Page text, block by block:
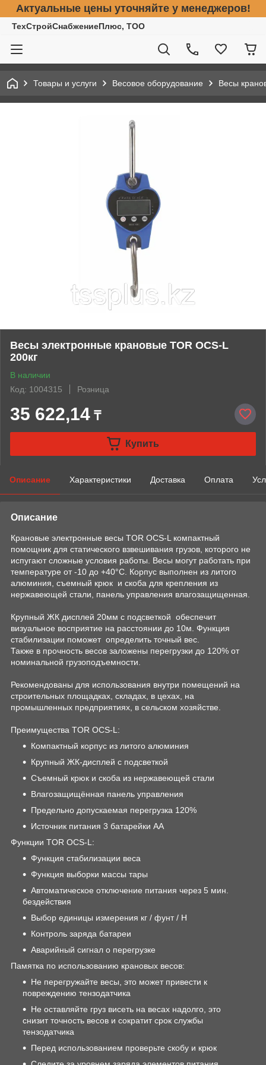
Актуальные цены уточняйте у менеджеров!
ТехСтройСнабжениеПлюс, ТОО
Товары и услуги Весовое оборудование Весы
Весы электронные крановые TOR OCS-L
200кг
В наличии
Код: 1004315
Розница
35 622,14 ₸
Купить
Описание Характеристики Доставка Оплата
Описание
Крановые электронные весы TOR OCS-L компактный
помощник для статического взвешивания грузов, которого не
испугают сложные условия работы. Весы могут работать при
температуре от -10 до +40°C. Корпус выполнен из литого
алюминия, съемный крюк и скоба для крепления из
нержавеющей стали, панель управления влагозащищенная.
Крупный ЖК дисплей 20мм с подсветкой обеспечит
визуальное восприятие на расстоянии до 10м. Функция
стабилизации поможет определить точный вес.
Также в прочность весов заложены перегрузки до 120% от
номинальной грузоподъемности.
Рекомендованы для использования внутри помещений на
строительных площадках, складах, в цехах, на
промышленных предприятиях, в сельском хозяйстве.
Преимущества TOR OCS-L:
Компактный корпус из литого алюминия
Крупный ЖК-дисплей с подсветкой
Съемный крюк и скоба из нержавеющей стали
Влагозащищённая панель управления
Предельно допускаемая перегрузка 120%
Источник питания 3 батарейки АА
Функции TOR OCS-L:
Функция стабилизации веса
Функция выборки массы тары
Автоматическое отключение питания через 5 мин.
бездействия
Выбор единицы измерения кг / фунт / Н
Контроль заряда батареи
Аварийный сигнал о перегрузке
Памятка по использованию крановых весов:
Не перегружайте весы, это может привести к
повреждению тензодатчика
Не оставляйте груз висеть на весах надолго, это
снизит точность весов и сократит срок службы
тензодатчика
Перед использованием проверьте скобу и крюк